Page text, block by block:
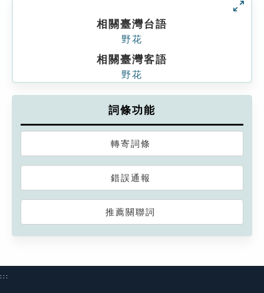
相關臺灣台語
野花
相關臺灣客語
野花
詞條功能
轉寄詞條
錯誤通報
推薦關聯詞
:::